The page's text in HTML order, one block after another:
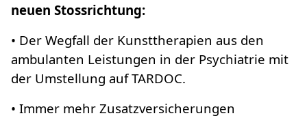
neuen Stossrichtung:
• Der Wegfall der Kunsttherapien aus den
ambulanten Leistungen in der Psychiatrie mit
der Umstellung auf TARDOC.
• Immer mehr Zusatzversicherungen